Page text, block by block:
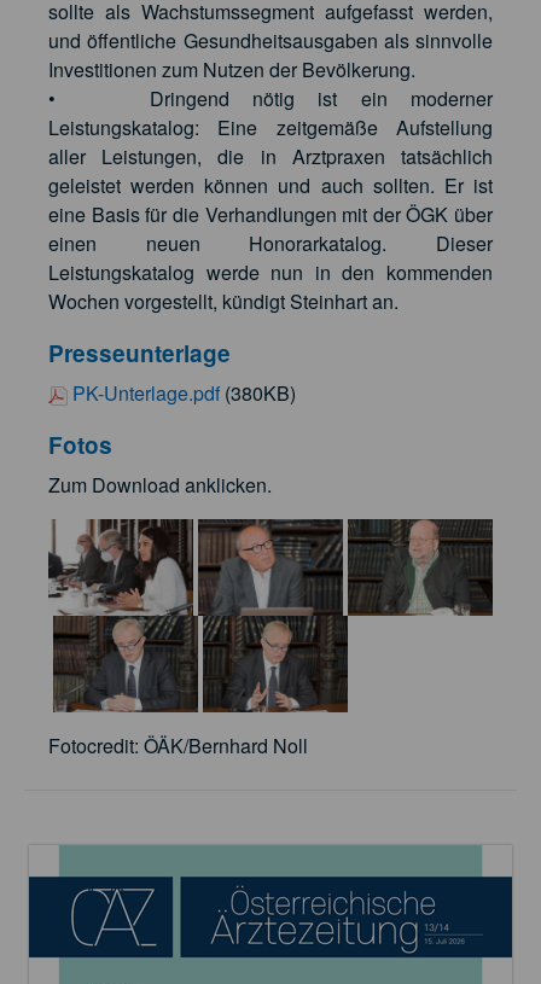
sollte als Wachstumssegment aufgefasst werden,
und öffentliche Gesundheitsausgaben als sinnvolle
Investitionen zum Nutzen der Bevölkerung.
• Dringend nötig ist ein moderner
Leistungskatalog: Eine zeitgemäße Aufstellung
aller Leistungen, die in Arztpraxen tatsächlich
geleistet werden können und auch sollten. Er ist
eine Basis für die Verhandlungen mit der ÖGK über
einen neuen Honorarkatalog. Dieser
Leistungskatalog werde nun in den kommenden
Wochen vorgestellt, kündigt Steinhart an.
Presseunterlage
PK-Unterlage.pdf (380KB)
Fotos
Zum Download anklicken.
Fotocredit: ÖÄK/Bernhard Noll